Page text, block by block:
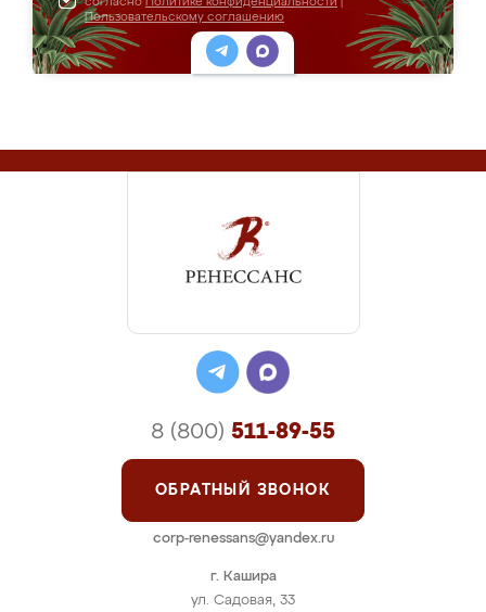
Пользовательскому соглашению
г. Кашира
ул. Садовая, 33
8 (800) 511-89-55
ОБРАТНЫЙ ЗВОНОК
corp-renessans@yandex.ru